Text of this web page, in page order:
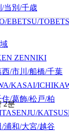
当別/千歳
EBETSU/
ZENNIKI
/市川/船橋/千葉
KASAI/
住/葛飾/松戸/柏
/浦和/大宮/越谷
2분